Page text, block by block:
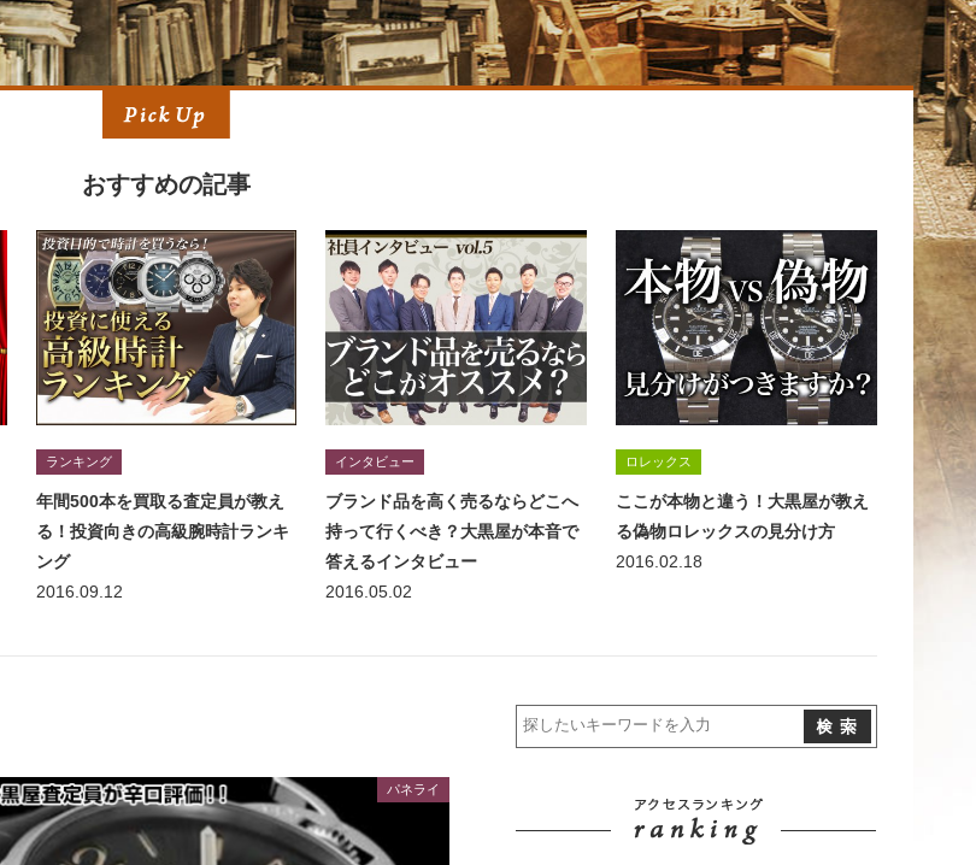
おすすめの記事
ランキング
年間500本を買取る査定員が教え
る！投資向きの高級腕時計ランキ
ング
2016.09.12
インタビュー
ブランド品を高く売るならどこへ
持って行くべき？大黒屋が本音で
答えるインタビュー
2016.05.02
ロレックス
ここが本物と違う！大黒屋が教え
る偽物ロレックスの見分け方
2016.02.18
パネライ